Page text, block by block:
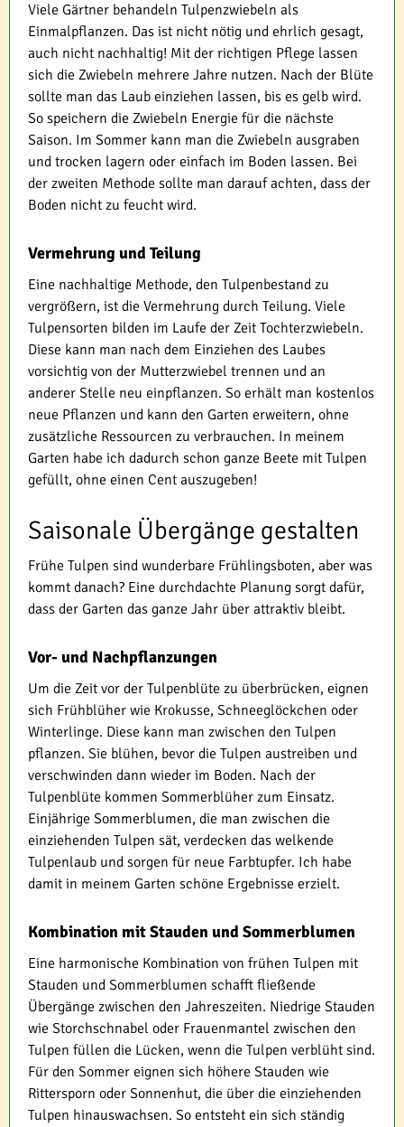
Viele Gärtner behandeln Tulpenzwiebeln als
Einmalpflanzen. Das ist nicht nötig und ehrlich gesagt,
auch nicht nachhaltig! Mit der richtigen Pflege lassen
sich die Zwiebeln mehrere Jahre nutzen. Nach der Blüte
sollte man das Laub einziehen lassen, bis es gelb wird.
So speichern die Zwiebeln Energie für die nächste
Saison. Im Sommer kann man die Zwiebeln ausgraben
und trocken lagern oder einfach im Boden lassen. Bei
der zweiten Methode sollte man darauf achten, dass der
Boden nicht zu feucht wird.
Vermehrung und Teilung
Eine nachhaltige Methode, den Tulpenbestand zu
vergrößern, ist die Vermehrung durch Teilung. Viele
Tulpensorten bilden im Laufe der Zeit Tochterzwiebeln.
Diese kann man nach dem Einziehen des Laubes
vorsichtig von der Mutterzwiebel trennen und an
anderer Stelle neu einpflanzen. So erhält man kostenlos
neue Pflanzen und kann den Garten erweitern, ohne
zusätzliche Ressourcen zu verbrauchen. In meinem
Garten habe ich dadurch schon ganze Beete mit Tulpen
gefüllt, ohne einen Cent auszugeben!
Saisonale Übergänge gestalten
Frühe Tulpen sind wunderbare Frühlingsboten, aber was
kommt danach? Eine durchdachte Planung sorgt dafür,
dass der Garten das ganze Jahr über attraktiv bleibt.
Vor- und Nachpflanzungen
Um die Zeit vor der Tulpenblüte zu überbrücken, eignen
sich Frühblüher wie Krokusse, Schneeglöckchen oder
Winterlinge. Diese kann man zwischen den Tulpen
pflanzen. Sie blühen, bevor die Tulpen austreiben und
verschwinden dann wieder im Boden. Nach der
Tulpenblüte kommen Sommerblüher zum Einsatz.
Einjährige Sommerblumen, die man zwischen die
einziehenden Tulpen sät, verdecken das welkende
Tulpenlaub und sorgen für neue Farbtupfer. Ich habe
damit in meinem Garten schöne Ergebnisse erzielt.
Kombination mit Stauden und Sommerblumen
Eine harmonische Kombination von frühen Tulpen mit
Stauden und Sommerblumen schafft fließende
Übergänge zwischen den Jahreszeiten. Niedrige Stauden
wie Storchschnabel oder Frauenmantel zwischen den
Tulpen füllen die Lücken, wenn die Tulpen verblüht sind.
Für den Sommer eignen sich höhere Stauden wie
Rittersporn oder Sonnenhut, die über die einziehenden
Tulpen hinauswachsen. So entsteht ein sich ständig